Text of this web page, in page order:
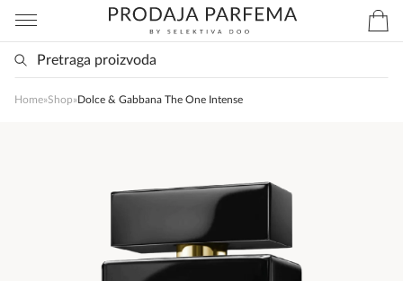
Home»Shop»Dolce & Gabbana The One Intense